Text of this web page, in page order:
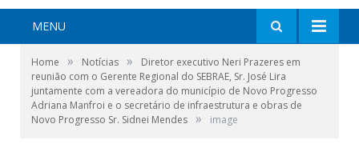
MENU
Home » Notícias »
Diretor executivo Neri Prazeres em
reunião com o Gerente Regional do SEBRAE, Sr. José Lira
juntamente com a vereadora do município de Novo Progresso
Adriana Manfroi e o secretário de infraestrutura e obras de
Novo Progresso Sr. Sidnei Mendes » image